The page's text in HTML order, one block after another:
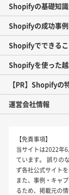
Shopifyの基礎知
Shopifyの成功事
Shopifyでできる
Shopifyを使った
【PR】Shopifyの
運営会社情報
【免責事項】
当サイトは2022年
ています。 誤りの
ず各社公式サイト
また、事例・キャ
るため、掲載元の